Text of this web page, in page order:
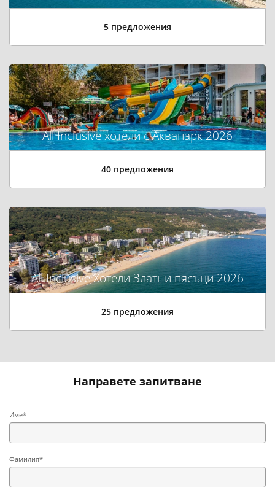
5 предложения
All Inclusive хотели с Аквапарк 2026
40 предложения
All Inclusive Хотели Златни пясъци 2026
25 предложения
Направете запитване
Име*
Фамилия*